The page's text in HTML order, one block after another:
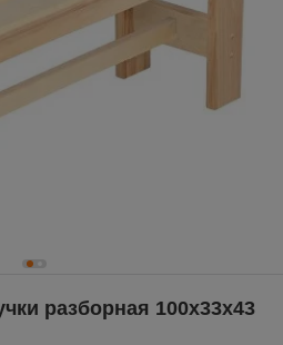
разборная 100х33х43